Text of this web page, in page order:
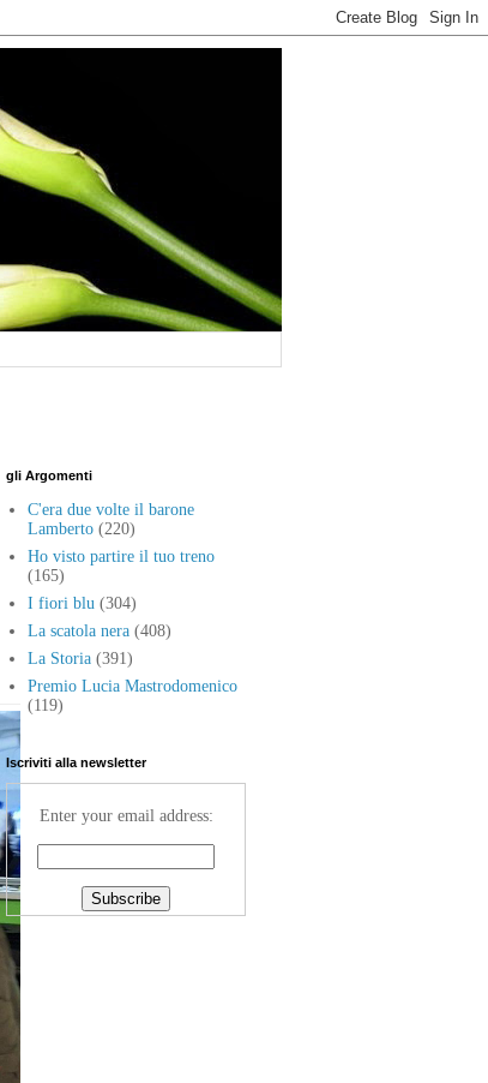
gli Argomenti
C'era due volte il barone
Lamberto (220)
Ho visto partire il tuo treno
(165)
I fiori blu (304)
La scatola nera (408)
La Storia (391)
Premio Lucia Mastrodomenico
(119)
Iscriviti alla newsletter
Enter your email address: